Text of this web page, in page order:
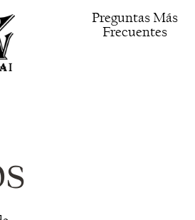
Preguntas Más
Frecuentes